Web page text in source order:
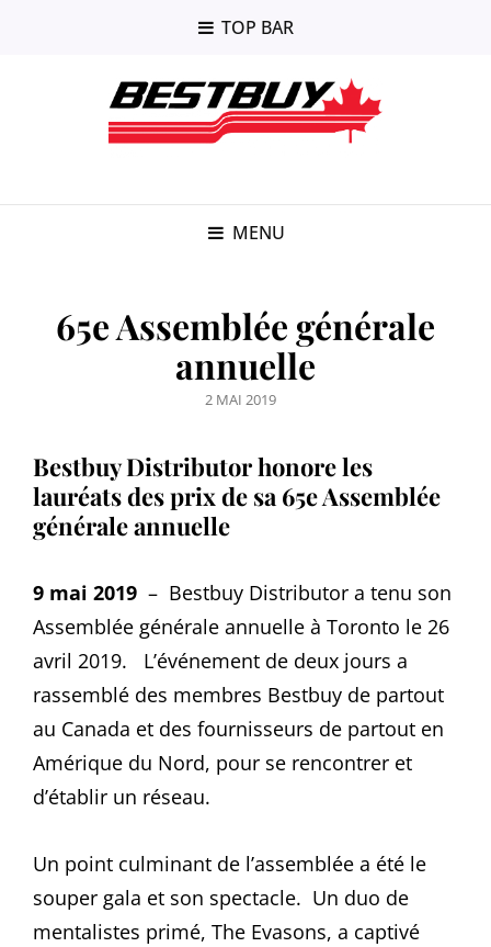
TOP BAR
MENU
65e Assemblée générale
annuelle
POSTED
2 MAI 2019
Bestbuy Distributor honore les
lauréats des prix de sa 65e Assemblée
générale annuelle
9 mai 2019 – Bestbuy Distributor a tenu son
Assemblée générale annuelle à Toronto le 26
avril 2019. L’événement de deux jours a
rassemblé des membres Bestbuy de partout
au Canada et des fournisseurs de partout en
Amérique du Nord, pour se rencontrer et
d’établir un réseau.
Un point culminant de l’assemblée a été le
souper gala et son spectacle. Un duo de
mentalistes primé, The Evasons, a captivé